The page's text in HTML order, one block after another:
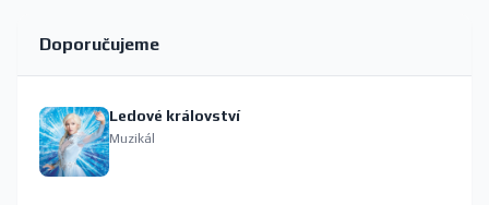
Doporučujeme
Ledové království
Muzikál